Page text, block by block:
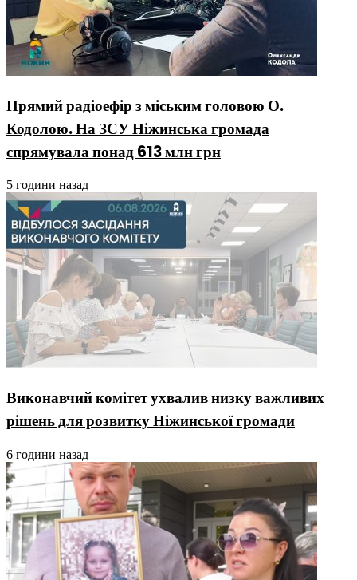
Прямий радіоефір з міським головою О.
Кодолою. На ЗСУ Ніжинська громада
спрямувала понад 613 млн грн
5 години назад
Виконавчий комітет ухвалив низку важливих
рішень для розвитку Ніжинської громади
6 години назад